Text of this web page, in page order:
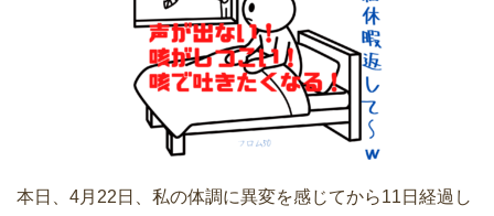
本日、4月22日、私の体調に異変を感じてから11日経過し